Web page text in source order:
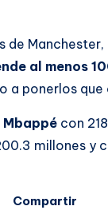
al menos
a ponerlos
Mbappé con
millones y
Compartir